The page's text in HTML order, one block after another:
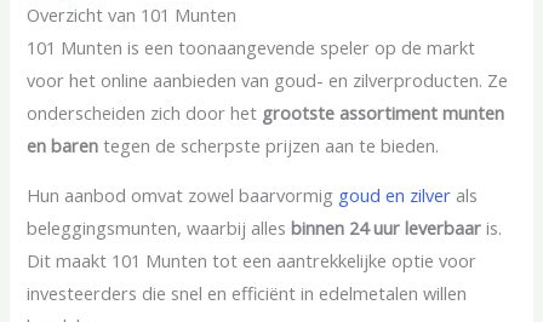
Overzicht van 101 Munten
101 Munten is een toonaangevende speler op de markt
voor het online aanbieden van goud- en zilverproducten. Ze
onderscheiden zich door het grootste assortiment munten
en baren tegen de scherpste prijzen aan te bieden.
Hun aanbod omvat zowel baarvormig goud en zilver als
beleggingsmunten, waarbij allesbinnen 24 uur leverbaar is.
Dit maakt 101 Munten tot een aantrekkelijke optie voor
investeerders die snel en efficiënt in edelmetalen willen